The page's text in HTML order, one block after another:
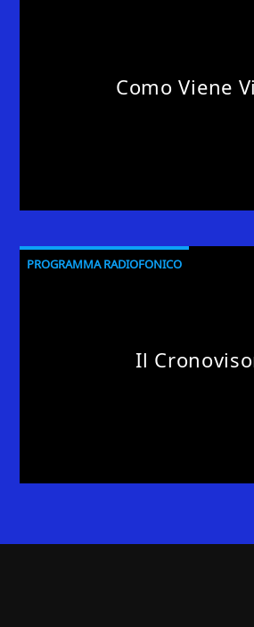
Como Viene
PROGRAMMA RADIOFONICO
Il